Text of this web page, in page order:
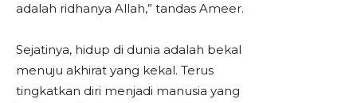
adalah ridhanya Allah,” tandas Ameer.
Sejatinya, hidup di dunia adalah bekal
menuju akhirat yang kekal. Terus
tingkatkan diri menjadi manusia yang